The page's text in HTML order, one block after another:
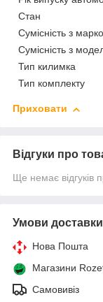
Стан
Сумісність з
Сумісність з
Тип килимка
Тип комплекту
Приховати
Відгуки про
Ще немає відгуків
Умови доставки
Нова Пошта
Магазини
Самовивіз